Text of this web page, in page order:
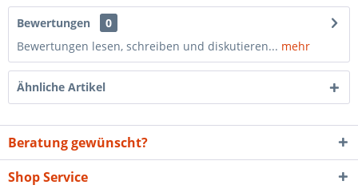
Bewertungen
0
Bewertungen lesen, schreiben und diskutieren... mehr
Ähnliche Artikel
Beratung gewünscht?
Shop Service